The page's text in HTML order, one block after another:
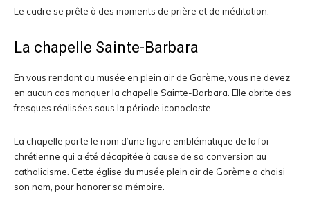
Le cadre se prête à des moments de prière et de méditation.
La chapelle Sainte-Barbara
En vous rendant au musée en plein air de Gorème, vous ne devez
en aucun cas manquer la chapelle Sainte-Barbara. Elle abrite des
fresques réalisées sous la période iconoclaste.
La chapelle porte le nom d’une figure emblématique de la foi
chrétienne qui a été décapitée à cause de sa conversion au
catholicisme. Cette église du musée plein air de Gorème a choisi
son nom, pour honorer sa mémoire.